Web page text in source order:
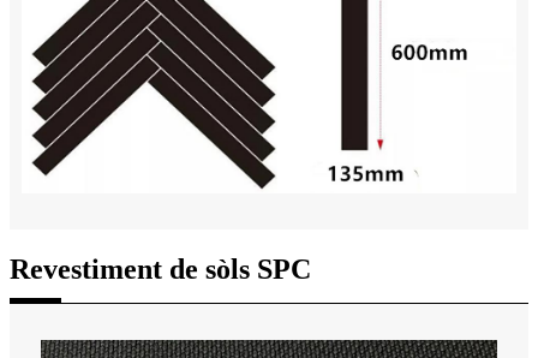
Revestiment de sòls SPC